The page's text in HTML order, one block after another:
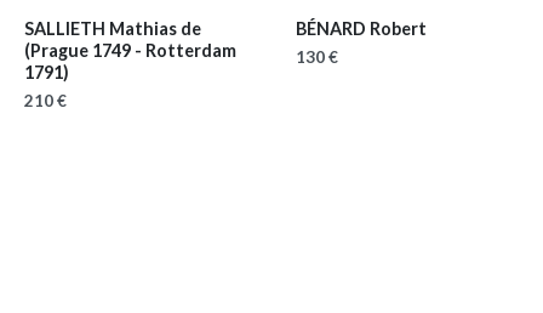
SALLIETH Mathias de
(Prague 1749 - Rotterdam
1791)
210 €
BÉNARD Robert
130 €